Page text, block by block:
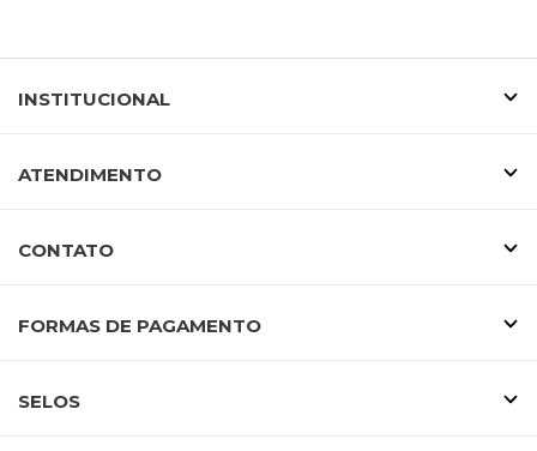
INSTITUCIONAL
ATENDIMENTO
CONTATO
FORMAS DE PAGAMENTO
SELOS